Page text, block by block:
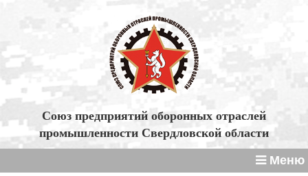
Союз предприятий оборонных отраслей
промышленности Свердловской области
Меню